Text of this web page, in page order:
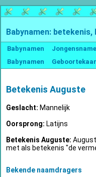
Babynamen:
Babynamen
Babynamen
Betekenis Auguste
Geslacht: Mannelijk
Oorsprong: Latijns
Betekenis Auguste:
met als betekenis "de
Bekende naamdragers